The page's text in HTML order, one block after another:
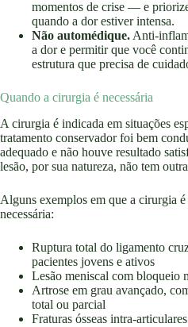
momentos de crise — e
quando a dor estiver intensa.
Não automédique. Anti-
a dor e permitir que você
estrutura que precisa de
Quando a cirurgia é necessária
A cirurgia é indicada em situações
tratamento conservador foi bem
adequado e não houve resultado
lesão, por sua natureza, não tem
Alguns exemplos em que a cirurgia
necessária:
Ruptura total do ligamento
pacientes jovens e ativos
Lesão meniscal com bloqueio
Artrose em grau avançado,
total ou parcial
Fraturas ósseas intra-articulares